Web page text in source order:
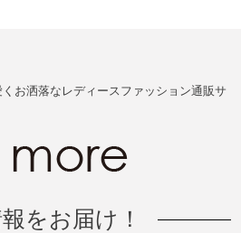
お洒落なレディースファッション通販サ
をお届け！